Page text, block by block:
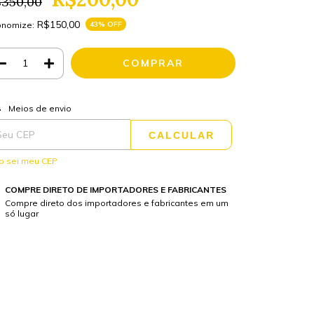
R$150,00 43% OFF
para o CEP:
Meios de envio
CALCULAR
sei meu CEP
COMPRE DIRETO DE IMPORTADORES E FABRICANTES
Compre direto dos importadores e fabricantes em um
só lugar